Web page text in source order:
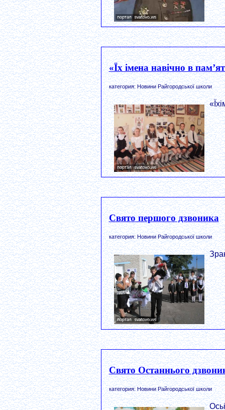
«Їх імена навічно в
категория: Новини Райгородської школи
Свято першого дзвоника
категория: Новини Райгородської школи
Свято Останнього
категория: Новини Райгородської школи